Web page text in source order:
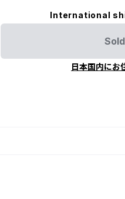
International
日本国内にお